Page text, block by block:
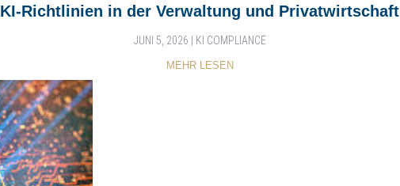
KI-Richtlinien in der Verwaltung und Privatwirtschaft
JUNI 5, 2026 KI COMPLIANCE
MEHR LESEN